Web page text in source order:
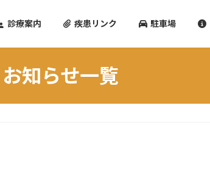
診療案内 疾患リンク 駐車場
お知らせ一覧